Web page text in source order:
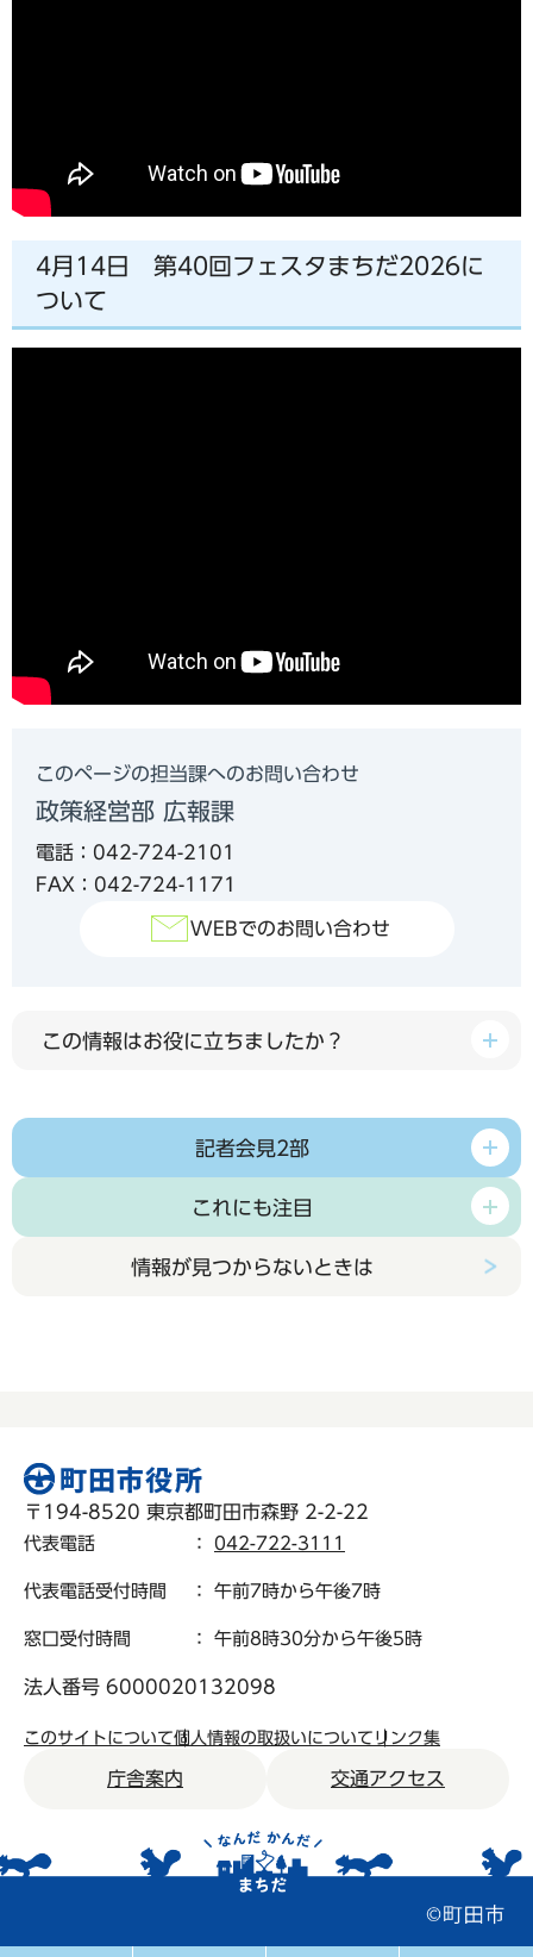
4月14日 第40回フェスタまちだ2026に
ついて
このページの担当課へのお問い合わせ
政策経営部 広報課
電話：042-724-2101
FAX：042-724-1171
WEBでのお問い合わせ
この情報はお役に立ちましたか？
記者会見2部
これにも注目
情報が見つからないときは
〒194-8520 東京都町田市森野 2-2-22
代表電話 ： 042-722-3111
代表電話受付時間 ： 午前7時から午後7時
窓口受付時間 ： 午前8時30分から午後5時
法人番号 6000020132098
このサイトについて個人情報の取扱いについて リンク集
庁舎案内 交通アクセス